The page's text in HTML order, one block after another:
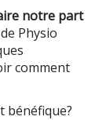
notre part
Physio
comment
bénéfique?